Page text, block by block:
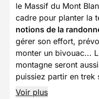
le Massif du Mont
cadre pour planter la
notions de la
gérer son effort,
monter un bivouac...
montagne seront
puissiez partir en trek
Voir plus